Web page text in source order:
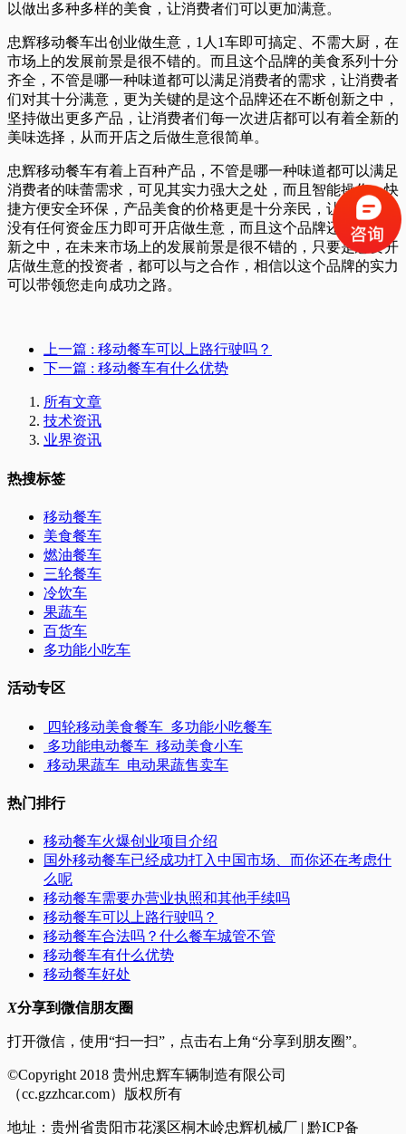
以做出多种多样的美食，让消费者们可以更加满意。
忠辉移动餐车出创业做生意，1人1车即可搞定、不需大厨，在
市场上的发展前景是很不错的。而且这个品牌的美食系列十分
齐全，不管是哪一种味道都可以满足消费者的需求，让消费者
们对其十分满意，更为关键的是这个品牌还在不断创新之中，
坚持做出更多产品，让消费者们每一次进店都可以有着全新的
美味选择，从而开店之后做生意很简单。
忠辉移动餐车有着上百种产品，不管是哪一种味道都可以满足
消费者的味蕾需求，可见其实力强大之处，而且智能操作，快
捷方便安全环保，产品美食的价格更是十分亲民，让消费者们
没有任何资金压力即可开店做生意，而且这个品牌还在不断创
新之中，在未来市场上的发展前景是很不错的，只要是想要开
店做生意的投资者，都可以与之合作，相信以这个品牌的实力
可以带领您走向成功之路。
上一篇 : 移动餐车可以上路行驶吗？
下一篇 : 移动餐车有什么优势
所有文章
技术资讯
业界资讯
热搜标签
移动餐车
美食餐车
燃油餐车
三轮餐车
冷饮车
果蔬车
百货车
多功能小吃车
活动专区
四轮移动美食餐车_多功能小吃餐车
多功能电动餐车_移动美食小车
移动果蔬车_电动果蔬售卖车
热门排行
移动餐车火爆创业项目介绍
国外移动餐车已经成功打入中国市场、而你还在考虑什
么呢
移动餐车需要办营业执照和其他手续吗
移动餐车可以上路行驶吗？
移动餐车合法吗？什么餐车城管不管
移动餐车有什么优势
移动餐车好处
X分享到微信朋友圈
打开微信，使用“扫一扫”，点击右上角“分享到朋友圈”。
©Copyright 2018 贵州忠辉车辆制造有限公司
（cc.gzzhcar.com）版权所有
地址：贵州省贵阳市花溪区桐木岭忠辉机械厂 | 黔ICP备